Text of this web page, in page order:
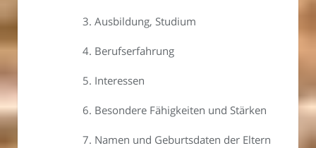
Ausbildung, Studium
Berufserfahrung
Interessen
Besondere Fähigkeiten und Stärken
Namen und Geburtsdaten der Eltern